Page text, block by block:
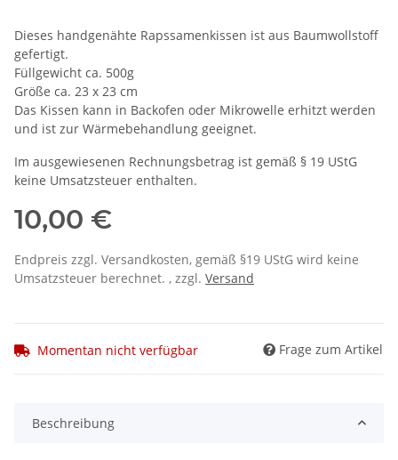
Dieses handgenähte Rapssamenkissen ist aus Baumwollstoff
gefertigt.
Füllgewicht ca. 500g
Größe ca. 23 x 23 cm
Das Kissen kann in Backofen oder Mikrowelle erhitzt werden
und ist zur Wärmebehandlung geeignet.
Im ausgewiesenen Rechnungsbetrag ist gemäß § 19 UStG
keine Umsatzsteuer enthalten.
10,00 €
Endpreis zzgl. Versandkosten, gemäß §19 UStG wird keine
Umsatzsteuer berechnet. , zzgl. Versand
Momentan nicht verfügbar Frage zum Artikel
Beschreibung